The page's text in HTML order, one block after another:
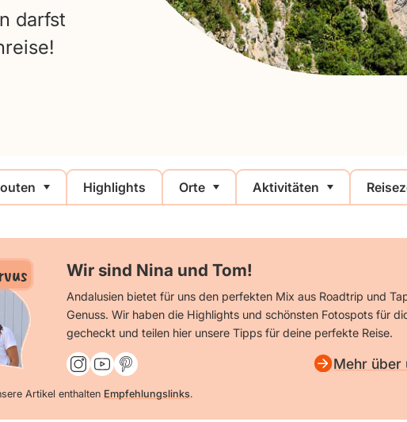
darfst
Highlights Orte Aktivitäten
Wir sind Nina und Tom!
Andalusien bietet für uns den perfekten Mix aus Roadtrip und
Genuss. Wir haben die Highlights und schönsten Fotospots für
gecheckt und teilen hier unsere Tipps für deine perfekte Reise.
Mehr über
Artikel enthalten Empfehlungslinks.